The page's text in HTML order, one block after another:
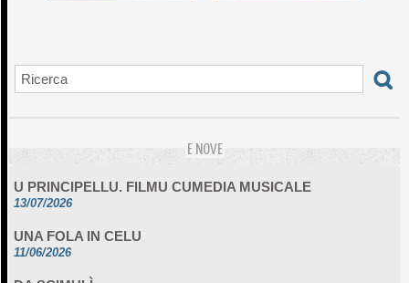
E NOVE
13/07/2026
11/06/2026
DA SCIMULÌ